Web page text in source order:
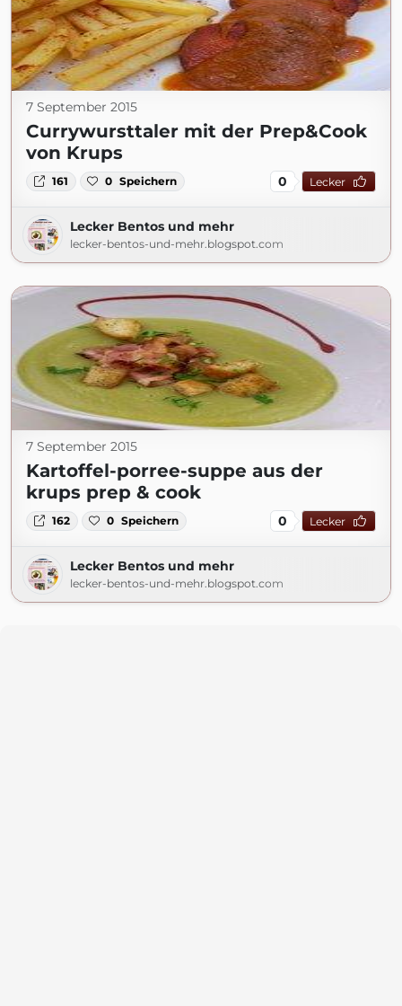
7 September 2015
Currywursttaler mit der Prep&Cook
von Krups
161 0 Speichern 0 Lecker
Lecker Bentos und mehr
lecker-bentos-und-mehr.blogspot.com
7 September 2015
Kartoffel-porree-suppe aus der
krups prep & cook
162 0 Speichern 0 Lecker
Lecker Bentos und mehr
lecker-bentos-und-mehr.blogspot.com